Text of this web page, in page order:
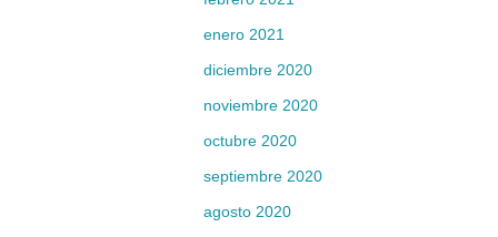
enero 2021
diciembre 2020
noviembre 2020
octubre 2020
septiembre 2020
agosto 2020